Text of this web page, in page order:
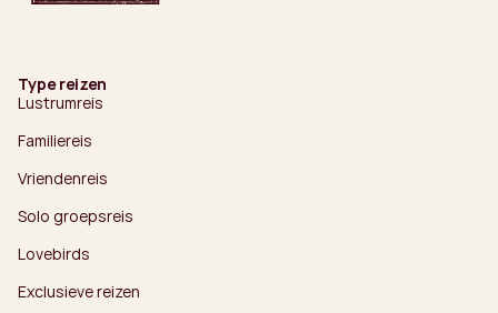
Type reizen
Lustrumreis
Familiereis
Vriendenreis
Solo groepsreis
Lovebirds
Exclusieve reizen